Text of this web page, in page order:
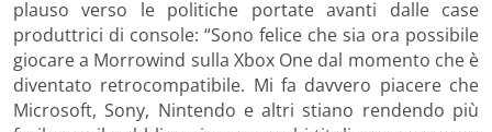
plauso verso le politiche portate avanti dalle case
produttrici di console: “Sono felice che sia ora possibile
giocare a Morrowind sulla Xbox One dal momento che è
diventato retrocompatibile. Mi fa davvero piacere che
Microsoft, Sony, Nintendo e altri stiano rendendo più